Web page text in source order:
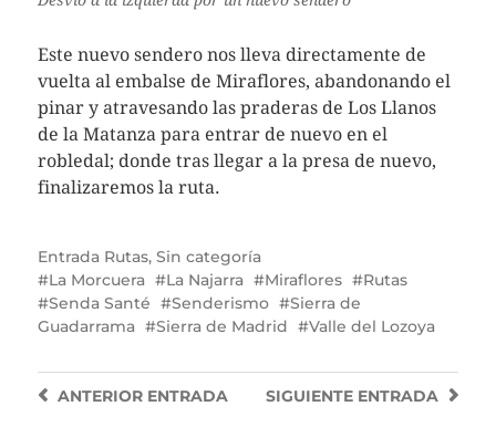
Este nuevo sendero nos lleva directamente de
vuelta al embalse de Miraflores, abandonando el
pinar y atravesando las praderas de Los Llanos
de la Matanza para entrar de nuevo en el
robledal; donde tras llegar a la presa de nuevo,
finalizaremos la ruta.
Entrada Rutas, Sin categoría
La Morcuera
La Najarra Miraflores
Rutas
Senda Santé
Senderismo
Sierra de
Guadarrama
Sierra de Madrid Valle del Lozoya
SIGUIENTE ENTRADA
ANTERIORENTRADA